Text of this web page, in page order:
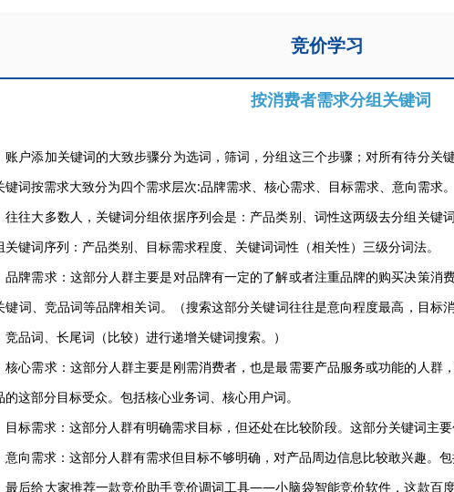
竞价学习
按消费者需求分组关键词
账户添加关键词的大致步骤分为选词，筛词，分组这三个步骤；对所有待分关
键词按需求大致分为四个需求层次:品牌需求、核心需求、目标需求、意向需求。
往往大多数人，关键词分组依据序列会是：产品类别、词性这两级去分组关键
关键词序列：产品类别、目标需求程度、关键词词性（相关性）三级分词法。
品牌需求：这部分人群主要是对品牌有一定的了解或者注重品牌的购买决策消
键词、竞品词等品牌相关词。（搜索这部分关键词往往是意向程度最高，目标
竞品词、长尾词（比较）进行递增关键词搜索。）
核心需求：这部分人群主要是刚需消费者，也是最需要产品服务或功能的人群
的这部分目标受众。包括核心业务词、核心用户词。
目标需求：这部分人群有明确需求目标，但还处在比较阶段。这部分关键词主
意向需求：这部分人群有需求但目标不够明确，对产品周边信息比较敢兴趣。包
最后给大家推荐一款竞价助手竞价调词工具——小脑袋智能竞价软件，这款百